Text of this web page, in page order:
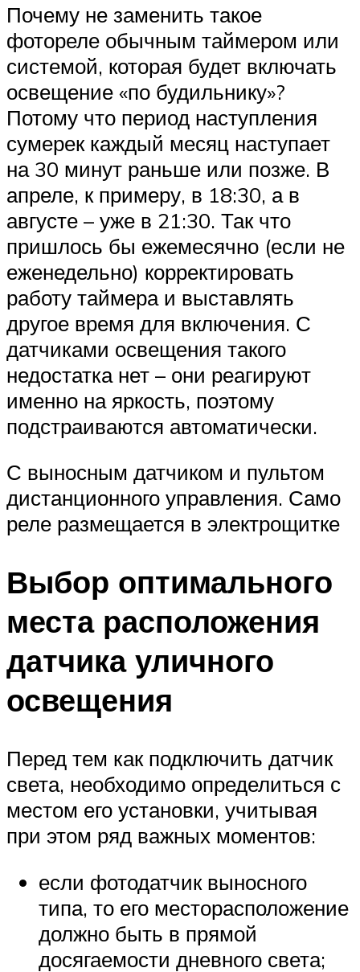
Почему не заменить такое
фотореле обычным таймером или
системой, которая будет включать
освещение «по будильнику»?
Потому что период наступления
сумерек каждый месяц наступает
на 30 минут раньше или позже. В
апреле, к примеру, в 18:30, а в
августе – уже в 21:30. Так что
пришлось бы ежемесячно (если не
еженедельно) корректировать
работу таймера и выставлять
другое время для включения. С
датчиками освещения такого
недостатка нет – они реагируют
именно на яркость, поэтому
подстраиваются автоматически.
С выносным датчиком и пультом
дистанционного управления. Само
реле размещается в электрощитке
Выбор оптимального
места расположения
датчика уличного
освещения
Перед тем как подключить датчик
света, необходимо определиться с
местом его установки, учитывая
при этом ряд важных моментов:
если фотодатчик выносного
типа, то его месторасположение
должно быть в прямой
досягаемости дневного света;